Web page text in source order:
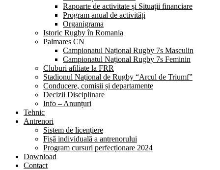
Rapoarte de activitate și Situații financiare
Program anual de activități
Organigrama
Istoric Rugby în Romania
Palmares CN
Campionatul Național Rugby 7s Masculin
Campionatul Național Rugby 7s Feminin
Cluburi afiliate la FRR
Stadionul Național de Rugby “Arcul de Triumf”
Conducere, comisii și departamente
Decizii Disciplinare
Info – Anunțuri
Tehnic
Antrenori
Sistem de licențiere
Fișă individuală a antrenorului
Program cursuri perfecționare 2024
Download
Contact